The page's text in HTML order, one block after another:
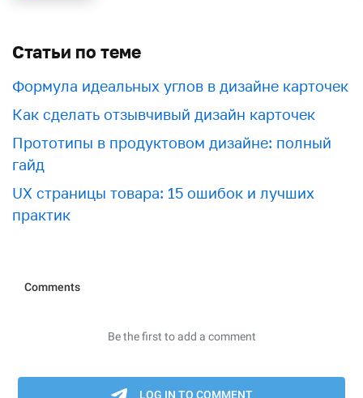
Статьи по теме
Формула идеальных углов в дизайне карточек
Как сделать отзывчивый дизайн карточек
Прототипы в продуктовом дизайне: полный
гайд
UX страницы товара: 15 ошибок и лучших
практик